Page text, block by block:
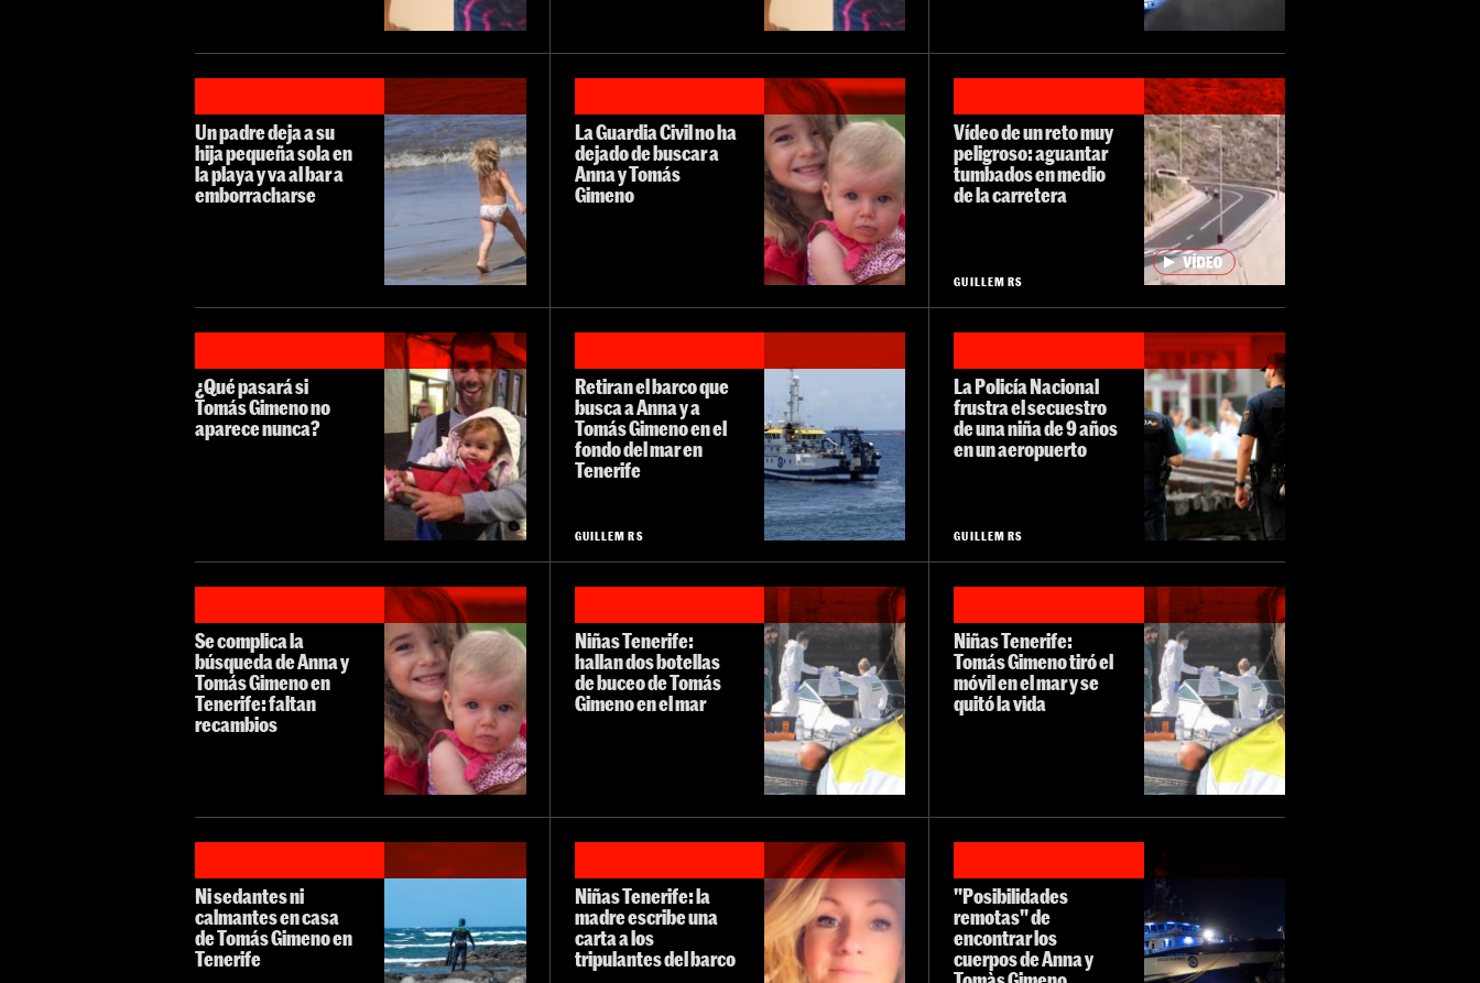
Un padre deja a su
hija pequeña sola en
la playa y va al bar a
emborracharse
La Guardia Civil no ha
dejado de buscar a
Anna y Tomás
Gimeno
Vídeo de un reto muy
peligroso: aguantar
tumbados en medio
de la carretera
GUILLEM RS
¿Qué pasará si
Tomás Gimeno no
aparece nunca?
Retiran el barco que
busca a Anna y a
Tomás Gimeno en el
fondo del mar en
Tenerife
GUILLEM RS
La Policía Nacional
frustra el secuestro
de una niña de 9 años
en un aeropuerto
GUILLEM RS
Se complica la
búsqueda de Anna y
Tomás Gimeno en
Tenerife: faltan
recambios
Niñas Tenerife:
hallan dos botellas
de buceo de Tomás
Gimeno en el mar
Niñas Tenerife:
Tomás Gimeno tiró el
móvil en el mar y se
quitó la vida
Ni sedantes ni
calmantes en casa
de Tomás Gimeno en
Tenerife
Niñas Tenerife: la
madre escribe una
carta a los
tripulantes del barco
"Posibilidades
remotas" de
encontrar los
cuerpos de Anna y